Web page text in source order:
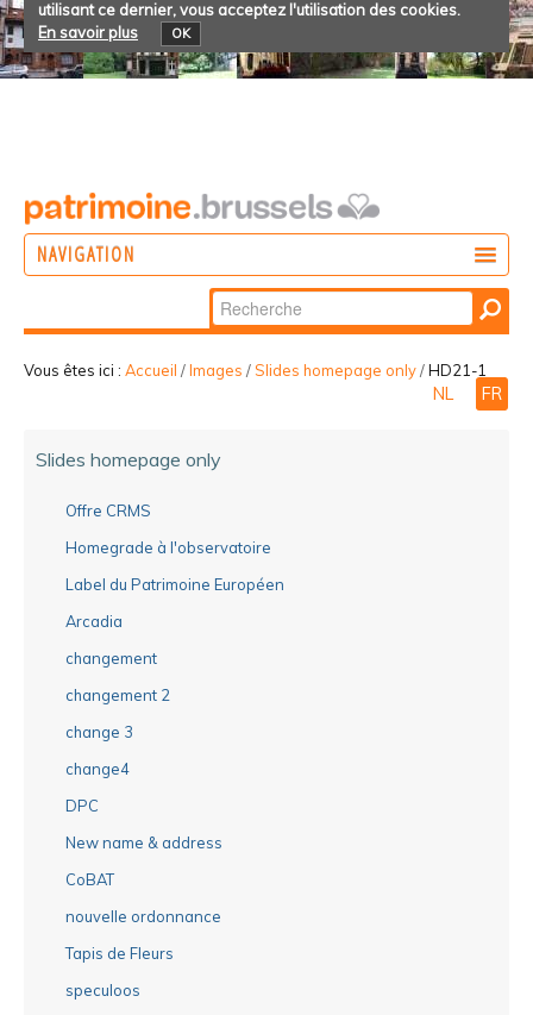
utilisant ce dernier, vous acceptez l'utilisation des cookies.
En savoir plus
OK
NAVIGATION
Chercher par
Recherche
avancée…
Vous êtes ici : Accueil /Images /Slides homepage only/HD21-1
NL FR
Slides homepage only
Offre CRMS
Homegrade à l'observatoire
Label du Patrimoine Européen
Arcadia
changement
changement 2
change 3
change4
DPC
New name & address
CoBAT
nouvelle ordonnance
Tapis de Fleurs
speculoos